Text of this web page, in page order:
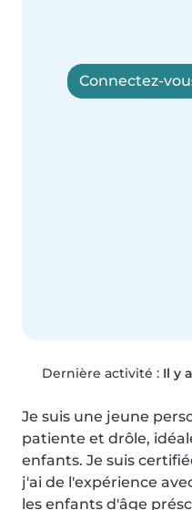
Connectez-
Dernière activité : Il y
Je suis une jeune
patiente et drôle,
enfants. Je suis
j'ai de l'expérience
les enfants d'âge